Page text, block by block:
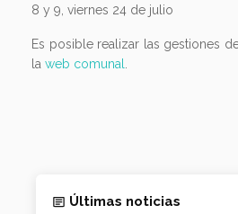
8 y 9, viernes 24 de julio
Es posible realizar las gestiones
la web comunal
Últimas noticias